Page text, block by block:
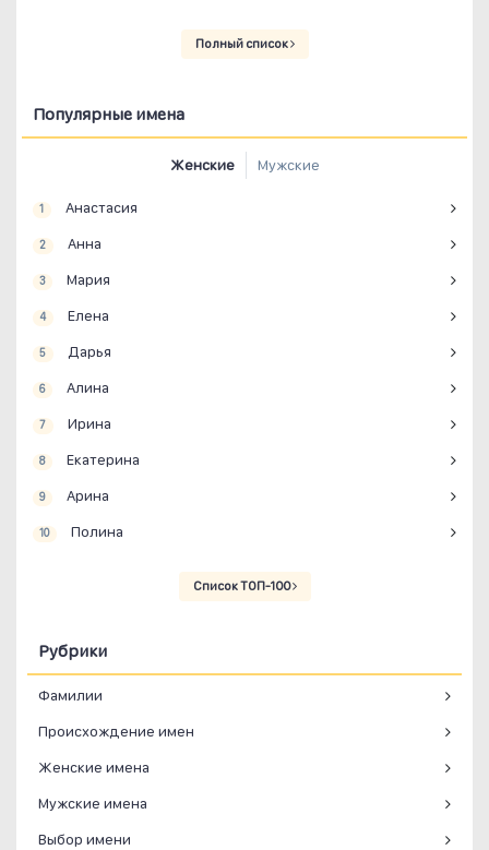
Полный список
Популярные имена
Женские Мужские
1 Анастасия
2 Анна
3 Мария
4 Елена
5 Дарья
6 Алина
7 Ирина
8 Екатерина
9 Арина
10 Полина
Список ТОП-100
Рубрики
Фамилии
Происхождение имен
Женские имена
Мужские имена
Выбор имени